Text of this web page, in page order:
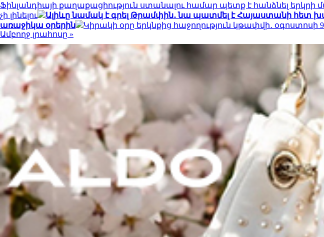
Ֆինլանդիայի քաղաքացիություն ստանալու համար պետք է հանձնել երկրի
չի լինելու
Ալիևը նամակ է գրել Թրամփին․ նա պատմել է Հայաստանի հետ
առաջիկա օրերին
Կիրակի օրը երկնքից հաջողություն կթափվի․
Ամբողջ լրահոսը »